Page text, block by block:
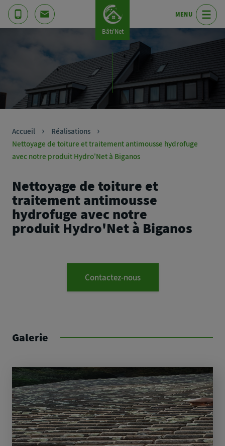
Accueil
Réalisations
Nettoyage de toiture et traitement antimousse hydrofuge
avec notre produit Hydro'Net à Biganos
Nettoyage de toiture et
traitement antimousse
hydrofuge avec notre
produit Hydro'Net à Biganos
Contactez-nous
Galerie
Bâti'Net
MENU